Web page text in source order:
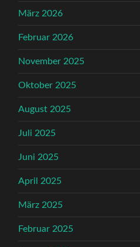
März 2026
Februar 2026
November 2025
Oktober 2025
August 2025
Juli 2025
Juni 2025
April 2025
März 2025
Februar 2025